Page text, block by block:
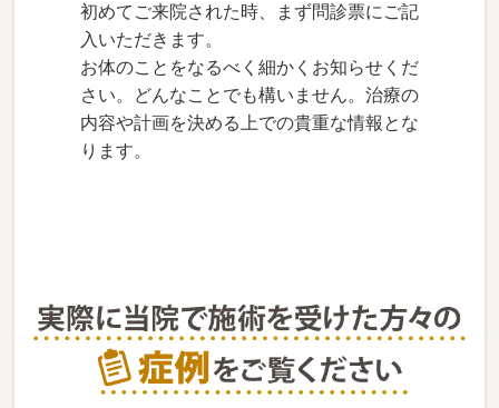
初めてご来院された時、まず問診票にご記
入いただきます。
お体のことをなるべく細かくお知らせくだ
さい。どんなことでも構いません。治療の
内容や計画を決める上での貴重な情報とな
ります。